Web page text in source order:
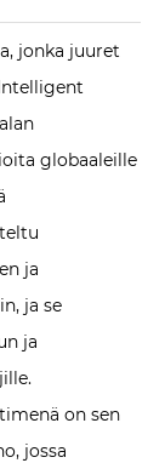
jonka juuret
globaaleille
ja
ja se
ja
on sen
jossa